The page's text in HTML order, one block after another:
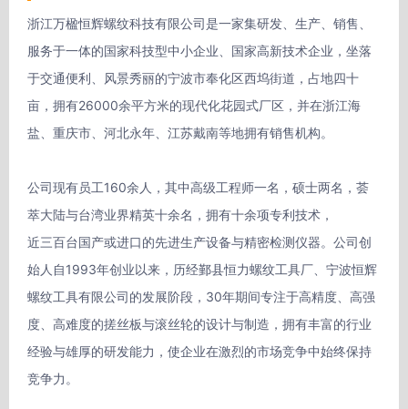
浙江万楹恒辉螺纹科技有限公司是一家集研发、生产、销售、
服务于一体的国家科技型中小企业、国家高新技术企业，坐落
于交通便利、风景秀丽的宁波市奉化区西坞街道，占地四十
亩，拥有26000余平方米的现代化花园式厂区，并在浙江海
盐、重庆市、河北永年、江苏戴南等地拥有销售机构。
公司现有员工160余人，其中高级工程师一名，硕士两名，荟
萃大陆与台湾业界精英十余名，拥有十余项专利技术，
近三百台国产或进口的先进生产设备与精密检测仪器。公司创
始人自1993年创业以来，历经鄞县恒力螺纹工具厂、宁波恒辉
螺纹工具有限公司的发展阶段，30年期间专注于高精度、高强
度、高难度的搓丝板与滚丝轮的设计与制造，拥有丰富的行业
经验与雄厚的研发能力，使企业在激烈的市场竞争中始终保持
竞争力。